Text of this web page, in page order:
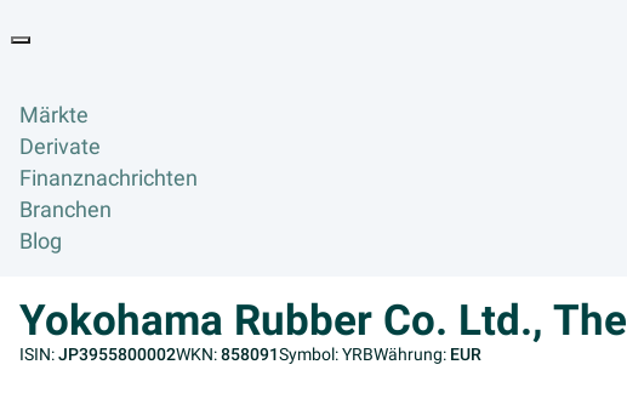
Märkte
Derivate
Finanznachrichten
Branchen
Blog
Yokohama Rubber Co. Ltd., The
ISIN:JP3955800002WKN:858091Symbol: YRBWährung: EUR